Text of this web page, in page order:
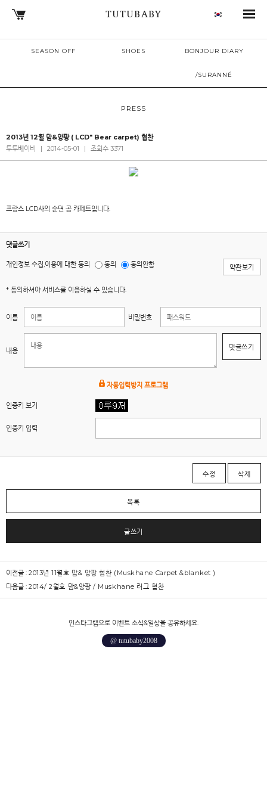
TUTUBABY
SEASON OFF SHOES BONJOUR DIARY
/SURANNÉ
PRESS
2013년 12월 맘&앙팡 ( LCD" Bear carpet) 협찬
투투베이비
| 2014-05-01 | 조회수 3371
프랑스 LCD사의 순면 곰 카페트입니다.
댓글쓰기
개인정보 수집,이용에 대한 동의 동의 동의안함 약관보기
* 동의하셔야 서비스를 이용하실 수 있습니다.
이름 비밀번호
내용 댓글쓰기
자동입력방지 프로그램
인증키 보기
인증키 입력
수정 삭제
목록
글쓰기
이전글 : 2013년 11월호 맘& 앙팡 협찬 (Muskhane Carpet &blanket )
다음글 : 2014/ 2월호 맘&앙팡 / Muskhane 러그 협찬
인스타그램으로 이벤트 소식&일상을 공유하세요.
@ tutubaby2008